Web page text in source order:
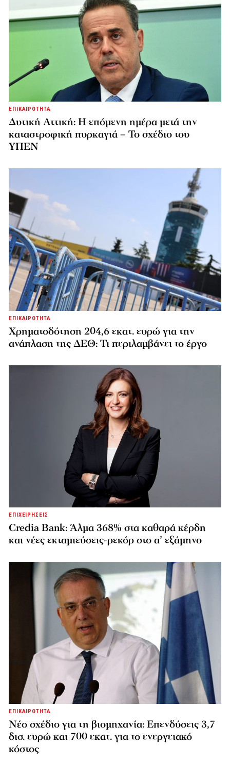
ΕΠΙΚΑΙΡΟΤΗΤΑ
Δυτική Αττική: Η επόμενη ημέρα μετά την
καταστροφική πυρκαγιά – Το σχέδιο του
ΥΠΕΝ
ΕΠΙΚΑΙΡΟΤΗΤΑ
Χρηματοδότηση 204,6 εκατ. ευρώ για την
ανάπλαση της ΔΕΘ: Τι περιλαμβάνει το έργο
ΕΠΙΧΕΙΡΗΣΕΙΣ
Credia Bank: Άλμα 368% στα καθαρά κέρδη
και νέες εκταμιεύσεις-ρεκόρ στο α’ εξάμηνο
ΕΠΙΚΑΙΡΟΤΗΤΑ
Νέο σχέδιο για τη βιομηχανία: Επενδύσεις 3,7
δισ. ευρώ και 700 εκατ. για το ενεργειακό
κόστος